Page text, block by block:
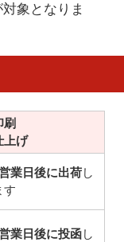
象となりま
刷
上げ
業日後に出荷し
す
業日後に投函し